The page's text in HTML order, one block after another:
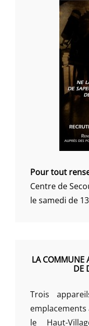
Pour tout
Centre de
le samedi de
LA COMMUNE
DE
Trois
emplacements
le Haut-